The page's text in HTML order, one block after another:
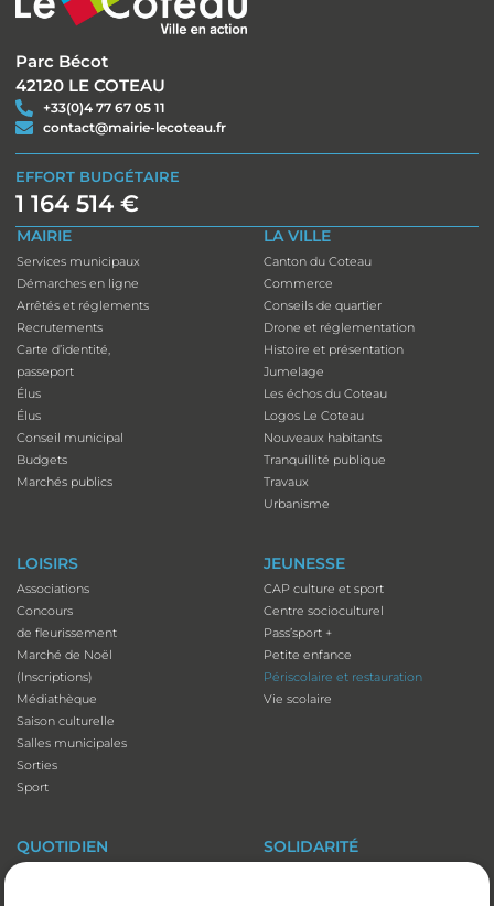
Parc Bécot
42120 LE COTEAU
+33(0)4 77 67 05 11
contact@mairie-lecoteau.fr
EFFORT BUDGÉTAIRE
1 164 514 €
MAIRIE
Services municipaux
Démarches en ligne
Arrêtés et réglements
Recrutements
Carte d’identité,
passeport
Élus
Élus
Conseil municipal
Budgets
Marchés publics
LA VILLE
Canton du Coteau
Commerce
Conseils de quartier
Drone et réglementation
Histoire et présentation
Jumelage
Les échos du Coteau
Logos Le Coteau
Nouveaux habitants
Tranquillité publique
Travaux
Urbanisme
LOISIRS
Associations
Concours
de fleurissement
Marché de Noël
(Inscriptions)
Médiathèque
Saison culturelle
Salles municipales
Sorties
Sport
JEUNESSE
CAP culture et sport
Centre socioculturel
Pass’sport +
Petite enfance
Périscolaire et restauration
Vie scolaire
QUOTIDIEN SOLIDARITÉ